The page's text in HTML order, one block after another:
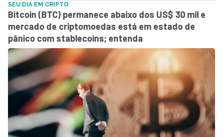
SEU DIA EM CRIPTO
Bitcoin (BTC) permanece abaixo dos US$ 30 mil e
mercado de criptomoedas está em estado de
pânico com stablecoins; entenda